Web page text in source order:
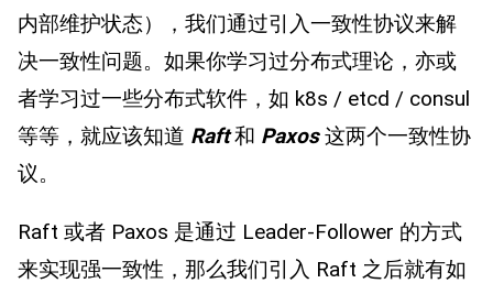
内部维护状态），我们通过引入一致性协议来解
决一致性问题。如果你学习过分布式理论，亦或
者学习过一些分布式软件，如 k8s / etcd / consul
等等，就应该知道 Raft和 Paxos这两个一致性协
议。
Raft 或者 Paxos 是通过 Leader-Follower 的方式
来实现强一致性，那么我们引入 Raft 之后就有如